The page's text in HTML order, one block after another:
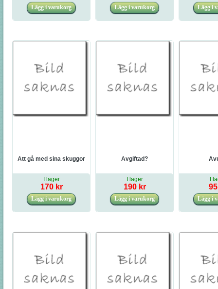
Att gå med sina skuggor
I lager
170 kr
Avgiftad?
I lager
190 kr
I